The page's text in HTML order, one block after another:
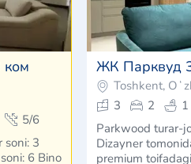
5/6
soni: 3
6 Bino
ЖК Парквуд
Toshkent,
3
2 1
Parkwood turar-
Dizayner
premium